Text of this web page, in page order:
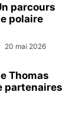
parcours
polaire
20 mai 2026
Thomas
partenaires